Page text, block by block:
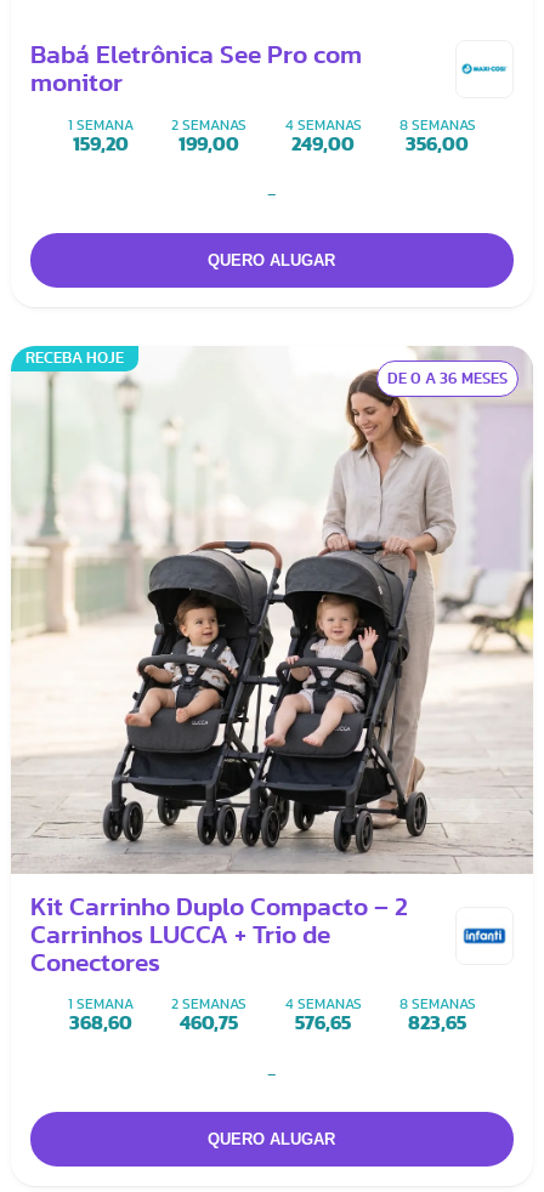
Babá Eletrônica See Pro com
monitor
1 SEMANA
159,20
2 SEMANAS
199,00
4 SEMANAS
249,00
8 SEMANAS
356,00
-
RECEBA HOJE
DE 0 A 36 MESES
Kit Carrinho Duplo Compacto – 2
Carrinhos LUCCA + Trio de
Conectores
1 SEMANA
368,60
2 SEMANAS
460,75
4 SEMANAS
576,65
8 SEMANAS
823,65
-